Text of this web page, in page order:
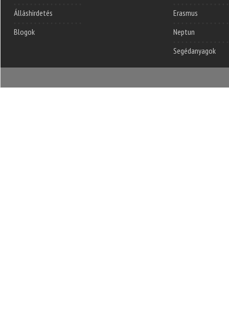
Álláshirdetés
Blogok
Erasmus
Neptun
Segédanyagok